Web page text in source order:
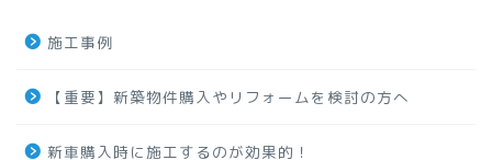
施工事例
【重要】新築物件購入やリフォームを検討の方へ
新車購入時に施工するのが効果的！